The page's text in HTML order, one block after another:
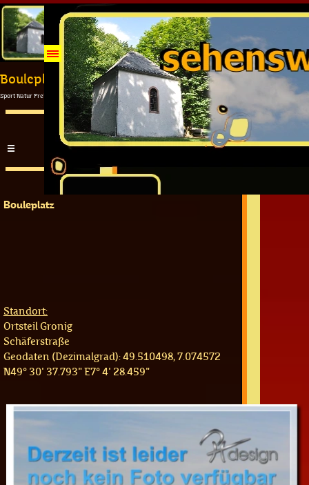
Direkt zum Seiteninhalt
Menü überspringen
Bouleplatz
Sport Natur Freizeit > Gronig
Menü überspringen
Bouleplatz
Standort:
Ortsteil Gronig
Schäferstraße
Geodaten (Dezimalgrad): 49.510498, 7.074572
N49° 30' 37.793" E7° 4' 28.459"